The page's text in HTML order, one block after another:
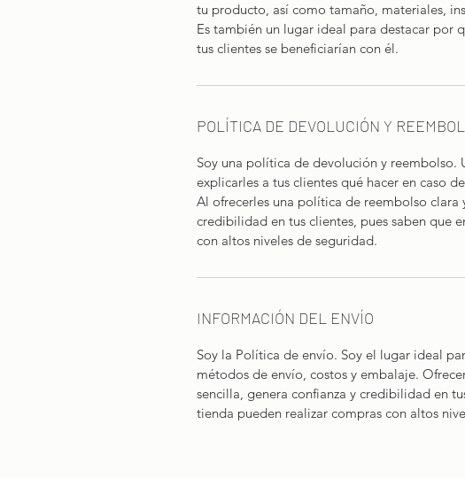
tu producto, así como tamaño, materiales,
Es también un lugar ideal para destacar por
tus clientes se beneficiarían con él.
POLÍTICA DE DEVOLUCIÓN Y
Soy una política de devolución y reembolso.
explicarles a tus clientes qué hacer en caso
Al ofrecerles una política de reembolso clara
credibilidad en tus clientes, pues saben que
con altos niveles de seguridad.
INFORMACIÓN DEL ENVÍO
Soy la Política de envío. Soy el lugar ideal
métodos de envío, costos y embalaje.
sencilla, genera confianza y credibilidad en
tienda pueden realizar compras con altos